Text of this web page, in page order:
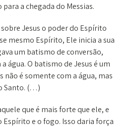
a chegada do Messias.
Jesus o poder do Espírito
mesmo Espírito, Ele inicia a sua
um batismo de conversão,
água. O batismo de Jesus é um
é somente com a água, mas
Santo. (…)
que é mais forte que ele, e
Espírito e o fogo. Isso daria força